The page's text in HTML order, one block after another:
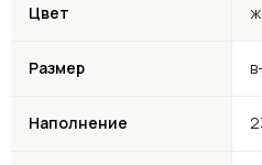
Цвет
Размер
Наполнение